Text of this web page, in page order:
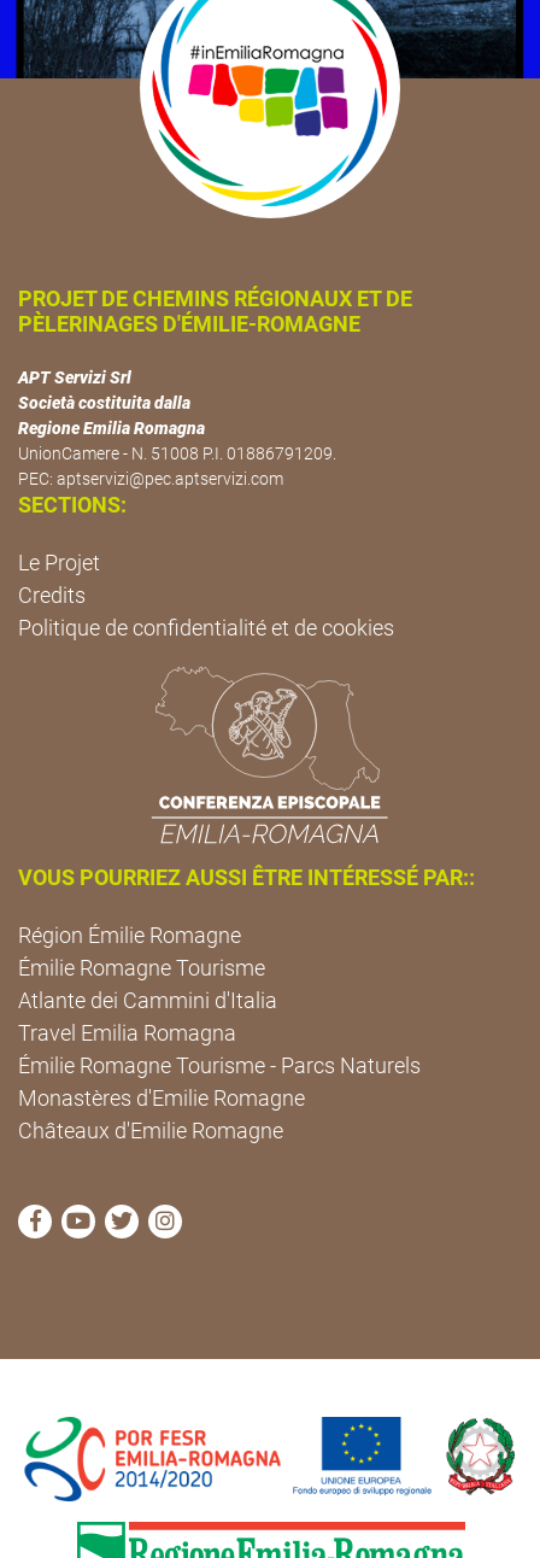
PROJET DE CHEMINS RÉGIONAUX ET DE
PÈLERINAGES D'ÉMILIE-ROMAGNE
APT Servizi Srl
Società costituita dalla
Regione Emilia Romagna
UnionCamere - N. 51008 P.I. 01886791209.
PEC: aptservizi@pec.aptservizi.com
SECTIONS:
Le Projet
Credits
Politique de confidentialité et de cookies
VOUS POURRIEZ AUSSI ÊTRE INTÉRESSÉ PAR::
Région Émilie Romagne
Émilie Romagne Tourisme
Atlante dei Cammini d'Italia
Travel Emilia Romagna
Émilie Romagne Tourisme - Parcs Naturels
Monastères d'Emilie Romagne
Châteaux d'Emilie Romagne
Visitez la page Facebook de Cammini Emilia-
Visitez la page YouTube de Cammini Emilia-
Visitez la page Twitter de Cammini Emilia-
Visitez la page Instagram de Cammini